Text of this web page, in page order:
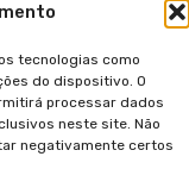
tecnologias como
do dispositivo. O
processar dados
neste site. Não
negativamente certos